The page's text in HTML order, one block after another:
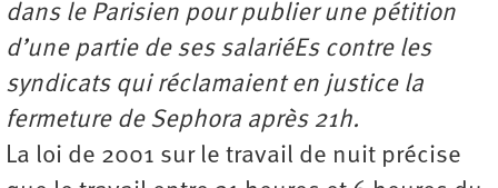
dans le Parisien pour publier une pétition
d’une partie de ses salariéEs contre les
syndicats qui réclamaient en justice la
fermeture de Sephora après 21h.
La loi de 2001 sur le travail de nuit précise